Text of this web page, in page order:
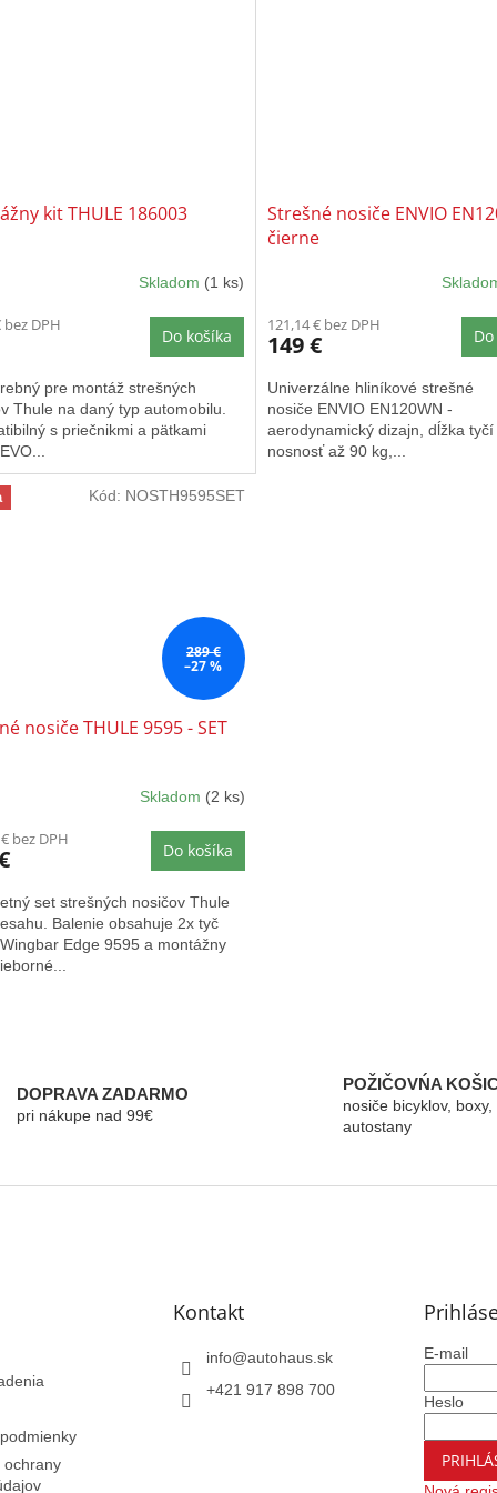
kit THULE 186003
Skladom (1 ks)
bez DPH
Do košíka
pre montáž strešných
Thule na daný typ automobilu.
s priečnikmi a pätkami
Strešné nosiče ENVIO
čierne
121,14 € bez DPH
149 €
Univerzálne hliníkové strešné
nosiče ENVIO EN120WN -
aerodynamický dizajn, dĺžka
nosnosť až 90 kg,...
289 €
–27 %
nosiče THULE 9595 - SET
Skladom (2 ks)
bez DPH
Do košíka
set strešných nosičov Thule
Balenie obsahuje 2x tyč
Edge 9595 a montážny
Kód: NOSTH9595SET
á
d
a
e
DOPRAVA ZADARMO
pri nákupe nad 99€
POŽIČOVŃA
nosiče bicyklov, boxy,
autostany
ochrany
Kontakt
info@autohaus.sk
+421 917 898 700
E-mail
Heslo